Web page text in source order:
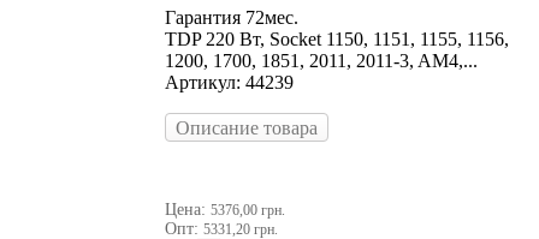
Гарантия 72мес.
TDP 220 Вт, Socket 1150, 1151, 1155, 1156,
1200, 1700, 1851, 2011, 2011-3, AM4,...
Артикул: 44239
Описание товара
Цена: 5376,00 грн.
Опт: 5331,20 грн.